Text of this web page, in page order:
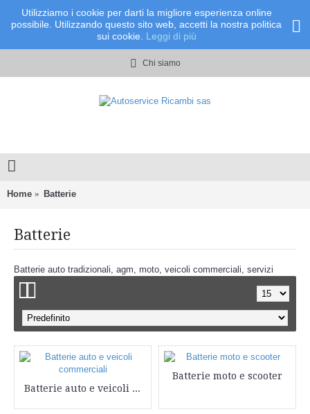
Utilizziamo i cookie per darti la migliore esperienza online
possibile. Utilizzando questo sito web, accetti la nostra politica
sui cookie. Leggi di più
Chi siamo
Home Batterie
Batterie
Batterie auto tradizionali, agm, moto, veicoli commerciali, servizi
Batterie auto e veicoli commerciali
Batterie moto e scooter